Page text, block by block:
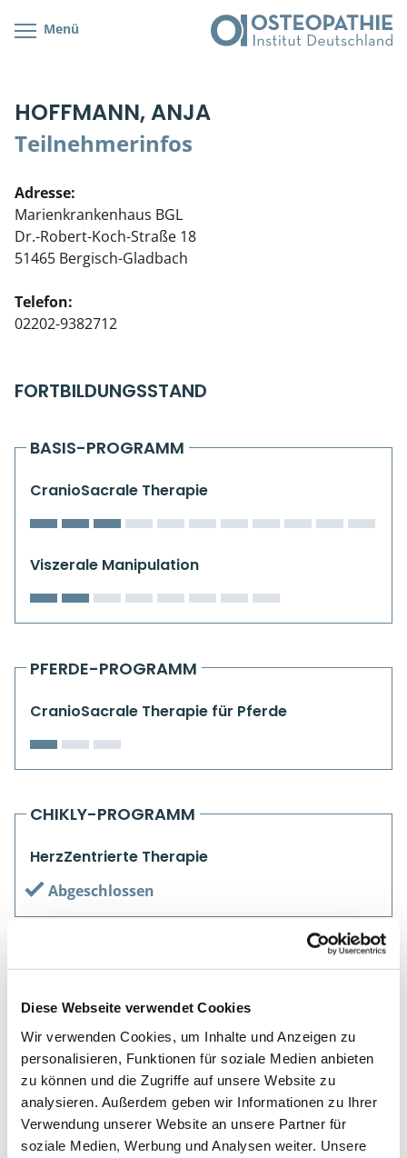
Diese Webseite verwendet Cookies
Wir verwenden Cookies, um Inhalte und Anzeigen zu
personalisieren, Funktionen für soziale Medien anbieten
zu können und die Zugriffe auf unsere Website zu
analysieren. Außerdem geben wir Informationen zu Ihrer
Verwendung unserer Website an unsere Partner für
soziale Medien, Werbung und Analysen weiter. Unsere
Menü
HOFFMANN, ANJA
Teilnehmerinfos
Adresse:
Marienkrankenhaus BGL
Dr.-Robert-Koch-Straße 18
51465 Bergisch-Gladbach
Telefon:
02202-9382712
FORTBILDUNGSSTAND
BASIS-PROGRAMM
CranioSacrale Therapie
Viszerale Manipulation
PFERDE-PROGRAMM
CranioSacrale Therapie für Pferde
CHIKLY-PROGRAMM
HerzZentrierte Therapie
Abgeschlossen
Cranial/Neurale Osteopathie
Parietale Osteopathie
Viszerale Osteopathie
Klinische & Praktische Kurse
Live Online-Kurse
Bonus-Programm
Veranstaltungsticket DB
Wissenswertes
Teilnehmerliste
Stellenbörse
Soziales Engagement